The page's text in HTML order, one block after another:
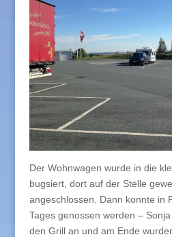
Der Wohnwagen wurde in die
bugsiert, dort auf der Stelle
angeschlossen. Dann konnte in
Tages genossen werden –
den Grill an und am Ende